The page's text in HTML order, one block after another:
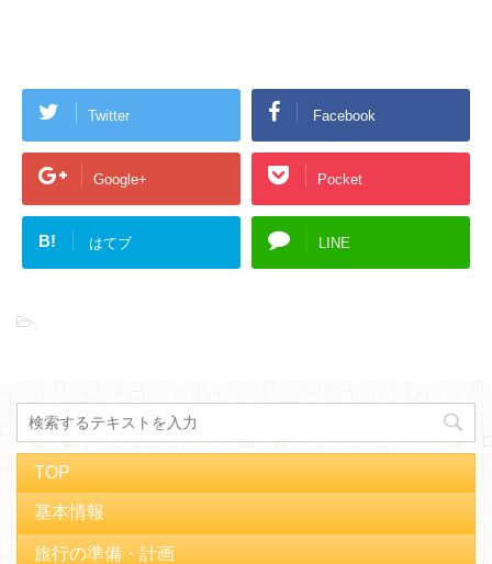
Twitter Facebook
Google+ Pocket
B! はてブ LINE
-
TOP
基本情報
旅行の準備・計画